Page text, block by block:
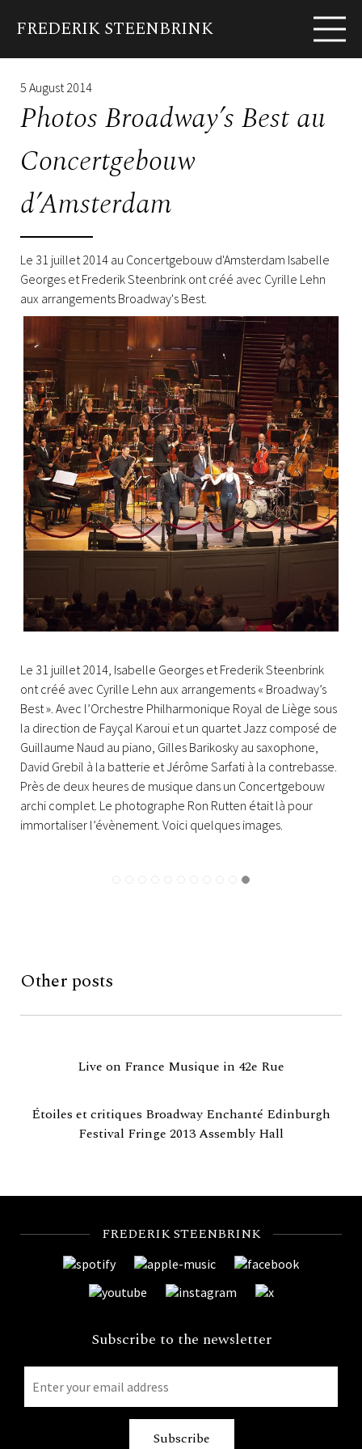
FREDERIK STEENBRINK
Biography News Shows Albums
EN FR
5 August 2014
Photos Broadway’s Best au
Concertgebouw
d’Amsterdam
Le 31 juillet 2014 au Concertgebouw d'Amsterdam Isabelle
Georges et Frederik Steenbrink ont créé avec Cyrille Lehn
aux arrangements Broadway's Best.
Le 31 juillet 2014, Isabelle Georges et Frederik Steenbrink
ont créé avec Cyrille Lehn aux arrangements « Broadway’s
Best ». Avec l’Orchestre Philharmonique Royal de Liège sous
la direction de Fayçal Karoui et un quartet Jazz composé de
Guillaume Naud au piano, Gilles Barikosky au saxophone,
David Grebil à la batterie et Jérôme Sarfati à la contrebasse.
Près de deux heures de musique dans un Concertgebouw
archi complet. Le photographe Ron Rutten était là pour
immortaliser l’évènement. Voici quelques images.
Other posts
Live on France Musique in 42e Rue
Étoiles et critiques Broadway Enchanté Edinburgh
Festival Fringe 2013 Assembly Hall
FREDERIK STEENBRINK
Subscribe to the newsletter